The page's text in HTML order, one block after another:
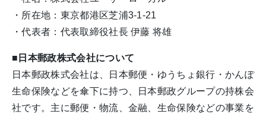
・所在地：東京都港区芝浦3-1-21
・代表者：代表取締役社長 伊藤 将雄
■日本郵政株式会社について
日本郵政株式会社は、日本郵便・ゆうちょ銀行・かんぽ
生命保険などを傘下に持つ、日本郵政グループの持株会
社です。主に郵便・物流、金融、生命保険などの事業を